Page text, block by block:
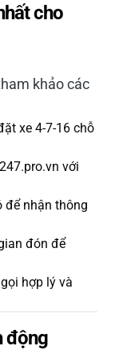
cho
khảo các
xe 4-7-16 chỗ
với
để nhận thông
đón để
hợp lý và
động